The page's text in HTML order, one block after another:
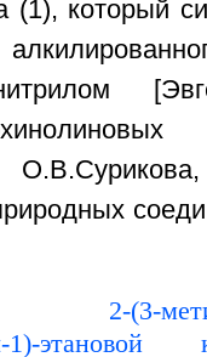
(1), который